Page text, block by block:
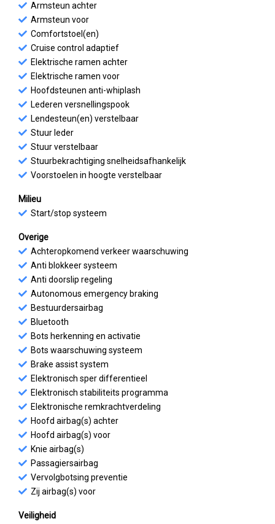
Armsteun achter
Armsteun voor
Comfortstoel(en)
Cruise control adaptief
Elektrische ramen achter
Elektrische ramen voor
Hoofdsteunen anti-whiplash
Lederen versnellingspook
Lendesteun(en) verstelbaar
Stuur leder
Stuur verstelbaar
Stuurbekrachtiging snelheidsafhankelijk
Voorstoelen in hoogte verstelbaar
Milieu
Start/stop systeem
Overige
Achteropkomend verkeer waarschuwing
Anti blokkeer systeem
Anti doorslip regeling
Autonomous emergency braking
Bestuurdersairbag
Bluetooth
Bots herkenning en activatie
Bots waarschuwing systeem
Brake assist system
Elektronisch sper differentieel
Elektronisch stabiliteits programma
Elektronische remkrachtverdeling
Hoofd airbag(s) achter
Hoofd airbag(s) voor
Knie airbag(s)
Passagiersairbag
Vervolgbotsing preventie
Zij airbag(s) voor
Veiligheid